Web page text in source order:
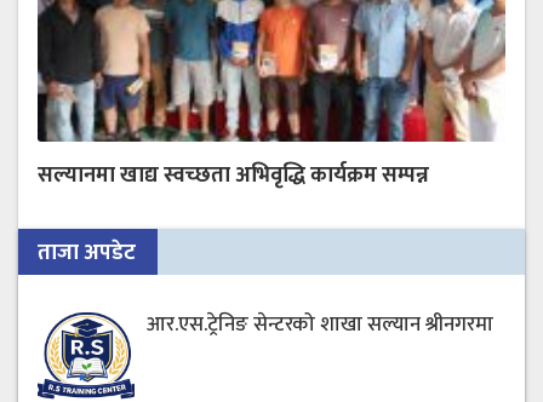
सल्यानमा खाद्य स्वच्छता अभिवृद्धि कार्यक्रम सम्पन्न
ताजा अपडेट
आर.एस.ट्रेनिङ सेन्टरको शाखा सल्यान श्रीनगरमा